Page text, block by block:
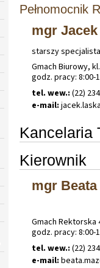
Pełnomocnik
mgr
starszy
Gmach Biurowy,
godz. pracy: 8:00-
tel. wew.: (22)
e-mail: jacek.
Kancelaria
Kierownik
mgr
Gmach Rektorska
godz. pracy: 8:00-
tel. wew.: (22)
e-mail: beata.